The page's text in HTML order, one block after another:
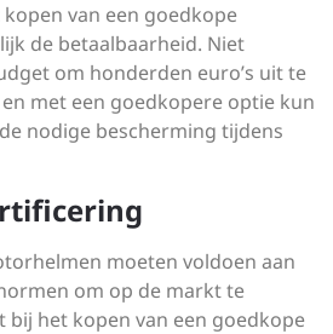
van een goedkope
de betaalbaarheid. Niet
om honderden euro’s uit te
met een goedkopere optie kun
nodige bescherming tijdens
moeten voldoen aan
om op de markt te
bij het kopen van een goedkope